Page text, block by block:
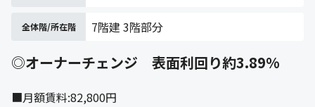
全体階/所在階 7階建 3階部分
◎オーナーチェンジ 表面利回り約3.89%
■月額賃料:82,800円